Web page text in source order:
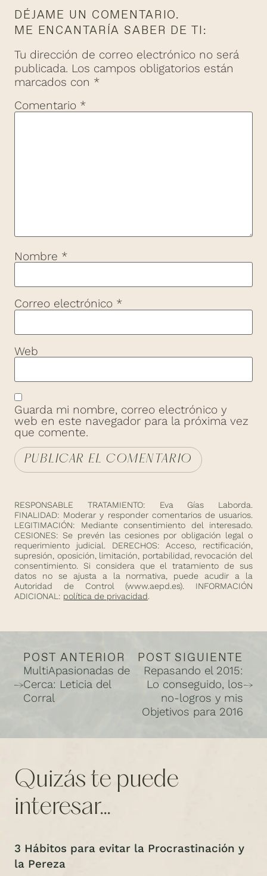
DÉJAME UN COMENTARIO.
ME ENCANTARÍA SABER DE TI:
Tu dirección de correo electrónico no será
publicada. Los campos obligatorios están
marcados con *
Comentario *
Nombre *
Correo electrónico *
Web
Guarda mi nombre, correo electrónico y
web en este navegador para la próxima vez
que comente.
RESPONSABLE TRATAMIENTO: Eva Gías Laborda.
FINALIDAD: Moderar y responder comentarios de usuarios.
LEGITIMACIÓN: Mediante consentimiento del interesado.
CESIONES: Se prevén las cesiones por obligación legal o
requerimiento judicial. DERECHOS: Acceso, rectificación,
supresión, oposición, limitación, portabilidad, revocación del
consentimiento. Si considera que el tratamiento de sus
datos no se ajusta a la normativa, puede acudir a la
Autoridad de Control (www.aepd.es). INFORMACIÓN
ADICIONAL: política de privacidad
POST ANTERIOR
MultiApasionadas de
Cerca: Leticia del
Corral
POST SIGUIENTE
Repasando el 2015:
Lo conseguido, los
no-logros y mis
Objetivos para 2016
Quizás te puede
interesar...
3 Hábitos para evitar la Procrastinación y
la Pereza